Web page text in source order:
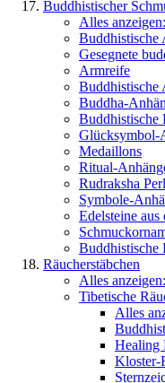
Buddhistischer
Alles
Buddhistische
Gesegnete
Armreife
Buddhistische
Buddha-
Buddhistische
Glücksymbol-
Medaillons
Ritual-
Rudraksha
Symbole-
Edelsteine
Buddhistische
Räucherstäbchen
Alles
Tibetische
Alles
Healing
Kloster-